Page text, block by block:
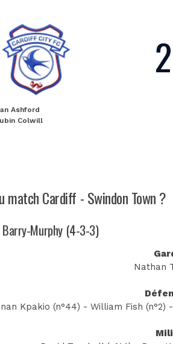
Ashford
Colwill
2
Cardiff - Swindon Town ?
Murphy (4-3-3)
Nathan
Kpakio (n°44) - William Fish (n°2)